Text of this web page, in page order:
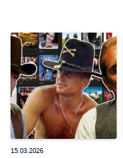
15.03.2026